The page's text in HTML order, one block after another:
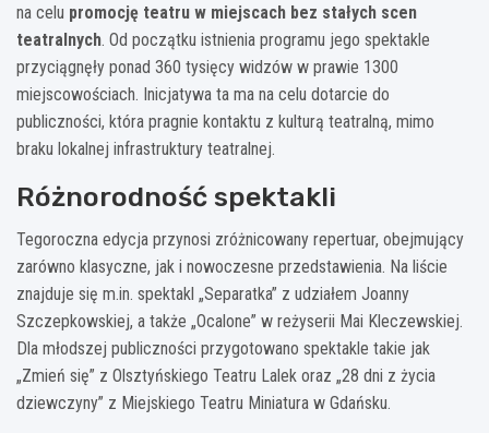
na celu promocję teatru w miejscach bez stałych scen
teatralnych. Od początku istnienia programu jego spektakle
przyciągnęły ponad 360 tysięcy widzów w prawie 1300
miejscowościach. Inicjatywa ta ma na celu dotarcie do
publiczności, która pragnie kontaktu z kulturą teatralną, mimo
braku lokalnej infrastruktury teatralnej.
Różnorodność spektakli
Tegoroczna edycja przynosi zróżnicowany repertuar, obejmujący
zarówno klasyczne, jak i nowoczesne przedstawienia. Na liście
znajduje się m.in. spektakl „Separatka” z udziałem Joanny
Szczepkowskiej, a także „Ocalone” w reżyserii Mai Kleczewskiej.
Dla młodszej publiczności przygotowano spektakle takie jak
„Zmień się” z Olsztyńskiego Teatru Lalek oraz „28 dni z życia
dziewczyny” z Miejskiego Teatru Miniatura w Gdańsku.